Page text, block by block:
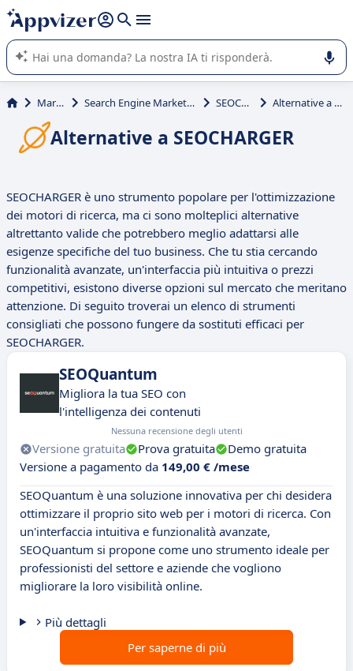
righe con
shift + enter
L'IA di Appvizer vi guida nell'utilizzo o nella scelta di un
software SaaS per la vostra azienda.
Marketing Search Engine Marketing (SEM, SEO, SEA) SEOCHARGER Alternative a SEOCHARGER
Alternative a SEOCHARGER
SEOCHARGER è uno strumento popolare per l'ottimizzazione
dei motori di ricerca, ma ci sono molteplici alternative
altrettanto valide che potrebbero meglio adattarsi alle
esigenze specifiche del tuo business. Che tu stia cercando
funzionalità avanzate, un'interfaccia più intuitiva o prezzi
competitivi, esistono diverse opzioni sul mercato che meritano
attenzione. Di seguito troverai un elenco di strumenti
consigliati che possono fungere da sostituti efficaci per
SEOCHARGER.
SEOQuantum
Migliora la tua SEO con
l'intelligenza dei contenuti
Nessuna recensione degli utenti
Versione gratuita Prova gratuita
Demo gratuita
Versione a pagamento da 149,00 € /mese
SEOQuantum è una soluzione innovativa per chi desidera
ottimizzare il proprio sito web per i motori di ricerca. Con
un'interfaccia intuitiva e funzionalità avanzate,
SEOQuantum si propone come uno strumento ideale per
professionisti del settore e aziende che vogliono
migliorare la loro visibilità online.
Più dettagli
Per saperne di più